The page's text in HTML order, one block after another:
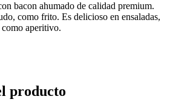
bacon ahumado de calidad premium.
como frito. Es delicioso en ensaladas,
como aperitivo.
producto